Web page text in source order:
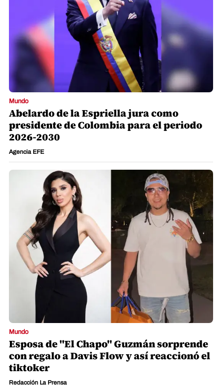
Mundo
Abelardo de la Espriella jura como
presidente de Colombia para el periodo
2026-2030
Agencia EFE
Mundo
Esposa de "El Chapo" Guzmán sorprende
con regalo a Davis Flow y así reaccionó el
tiktoker
Redacción La Prensa